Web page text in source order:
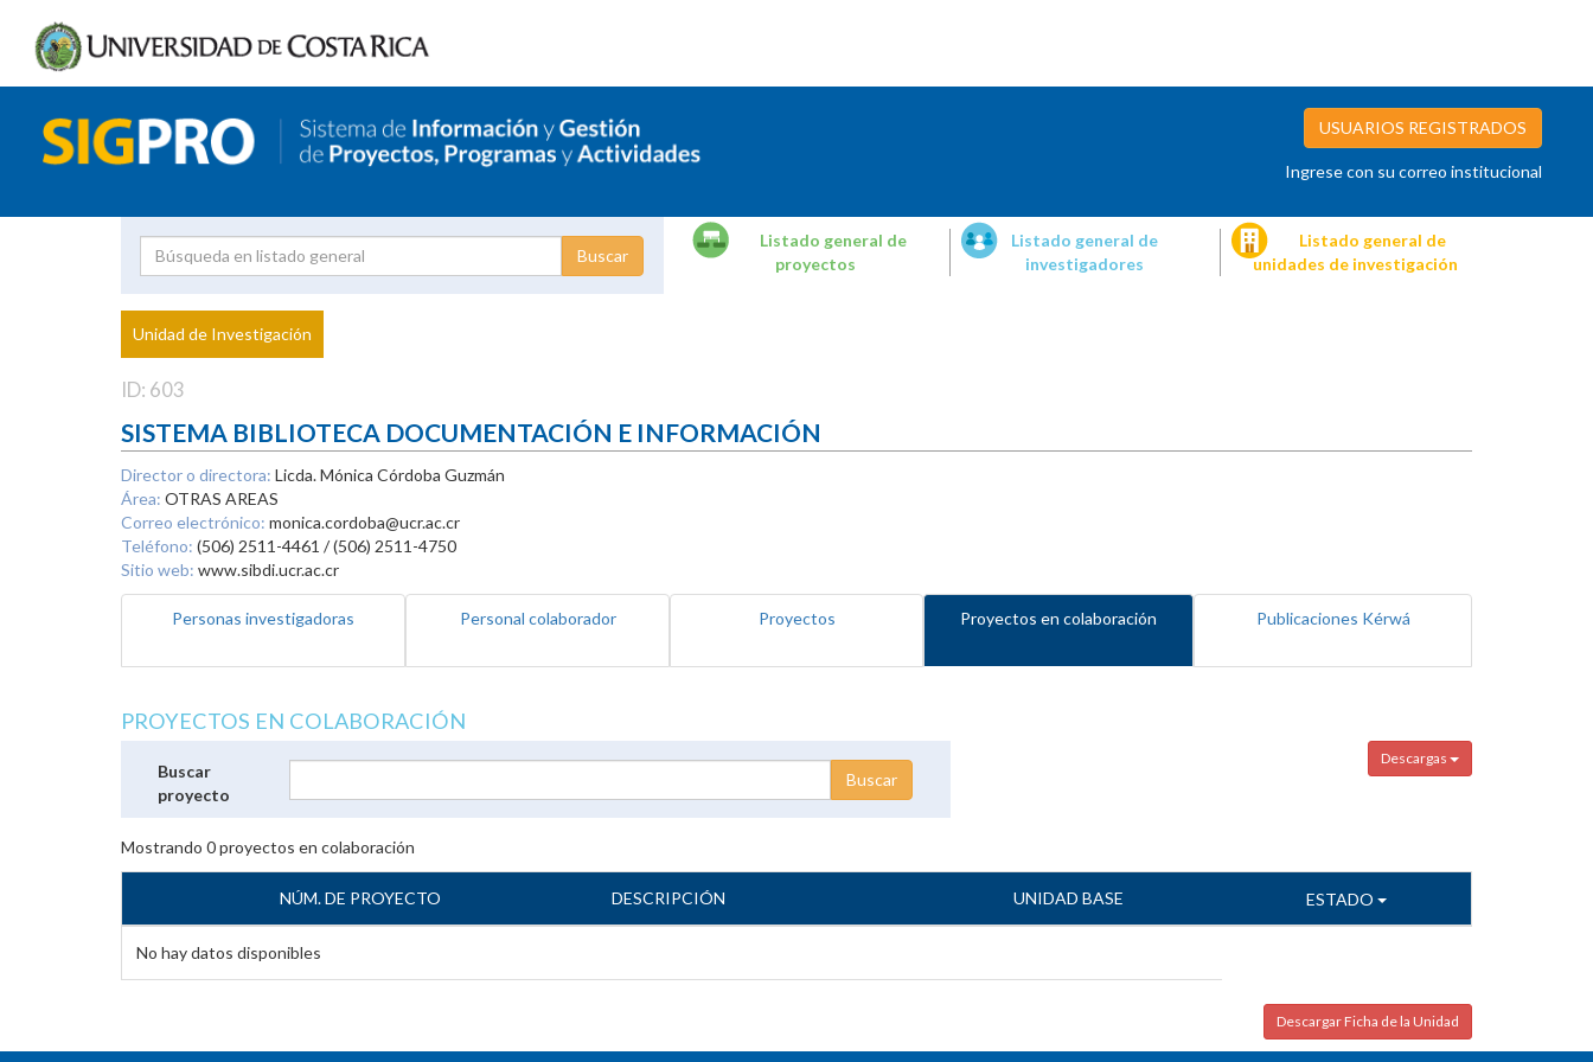
USUARIOS REGISTRADOS
Ingrese con su correo institucional
Proyecto
Investigador
Listado general de
proyectos
Listado general de
investigadores
Listado general de
unidades de investigación
Unidad de Investigación
ID: 603
SISTEMA BIBLIOTECA DOCUMENTACIÓN E INFORMACIÓN
Director o directora: Licda. Mónica Córdoba Guzmán
Área: OTRAS AREAS
Correo electrónico: monica.cordoba@ucr.ac.cr
Teléfono: (506) 2511-4461 / (506) 2511-4750
Sitio web: www.sibdi.ucr.ac.cr
Personas investigadoras Personal colaborador Proyectos Proyectos en colaboración Publicaciones Kérwá
PROYECTOS EN COLABORACIÓN
Descargas
Buscar
proyecto
Mostrando 0proyectos en colaboración
NÚM. DE PROYECTO DESCRIPCIÓN UNIDAD BASE ESTADO
No hay datos disponibles
Descargar Ficha de la Unidad